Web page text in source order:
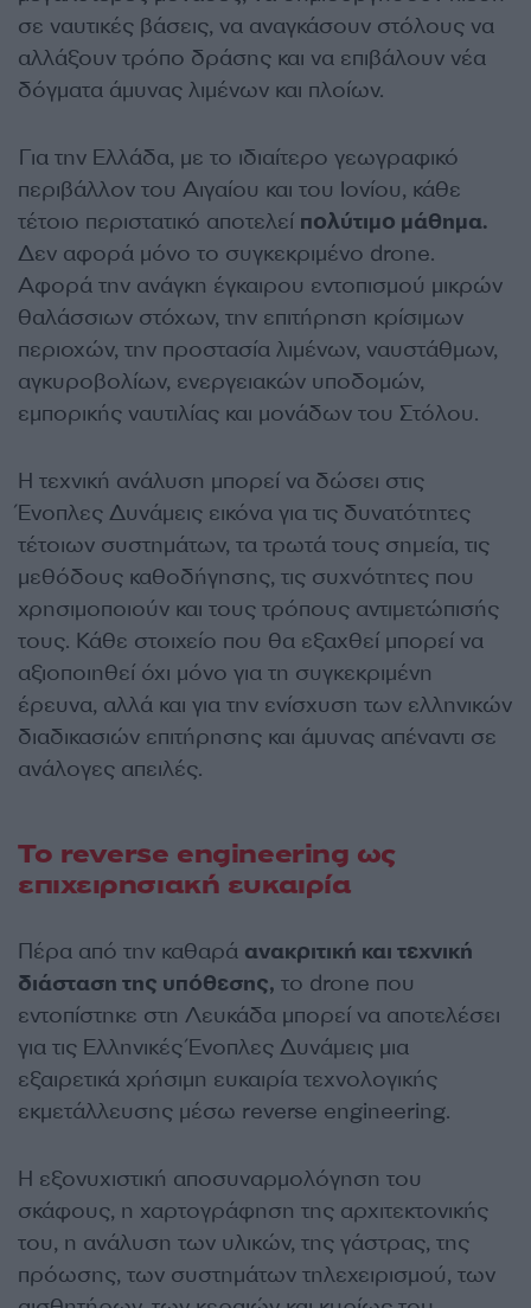
σε ναυτικές βάσεις, να αναγκάσουν στόλους να
αλλάξουν τρόπο δράσης και να επιβάλουν νέα
δόγματα άμυνας λιμένων και πλοίων.
Για την Ελλάδα, με το ιδιαίτερο γεωγραφικό
περιβάλλον του Αιγαίου και του Ιονίου, κάθε
τέτοιο περιστατικό αποτελεί πολύτιμο μάθημα.
Δεν αφορά μόνο το συγκεκριμένο drone.
Αφορά την ανάγκη έγκαιρου εντοπισμού μικρών
θαλάσσιων στόχων, την επιτήρηση κρίσιμων
περιοχών, την προστασία λιμένων, ναυστάθμων,
αγκυροβολίων, ενεργειακών υποδομών,
εμπορικής ναυτιλίας και μονάδων του Στόλου.
Η τεχνική ανάλυση μπορεί να δώσει στις
Ένοπλες Δυνάμεις εικόνα για τις δυνατότητες
τέτοιων συστημάτων, τα τρωτά τους σημεία, τις
μεθόδους καθοδήγησης, τις συχνότητες που
χρησιμοποιούν και τους τρόπους αντιμετώπισής
τους. Κάθε στοιχείο που θα εξαχθεί μπορεί να
αξιοποιηθεί όχι μόνο για τη συγκεκριμένη
έρευνα, αλλά και για την ενίσχυση των ελληνικών
διαδικασιών επιτήρησης και άμυνας απέναντι σε
ανάλογες απειλές.
Το reverse engineering ως
επιχειρησιακή ευκαιρία
Πέρα από την καθαρά ανακριτική και τεχνική
διάσταση της υπόθεσης, το drone που
εντοπίστηκε στη Λευκάδα μπορεί να αποτελέσει
για τις Ελληνικές Ένοπλες Δυνάμεις μια
εξαιρετικά χρήσιμη ευκαιρία τεχνολογικής
εκμετάλλευσης μέσω reverse engineering.
Η εξονυχιστική αποσυναρμολόγηση του
σκάφους, η χαρτογράφηση της αρχιτεκτονικής
του, η ανάλυση των υλικών, της γάστρας, της
πρόωσης, των συστημάτων τηλεχειρισμού, των